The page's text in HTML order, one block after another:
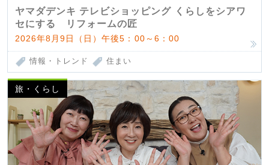
匠 第7弾
ヤマダデンキ テレビショッピング くらしをシアワ
セにする リフォームの匠
2026年8月9日（日）午後5：00～6：00
情報・トレンド 住まい
旅・くらし